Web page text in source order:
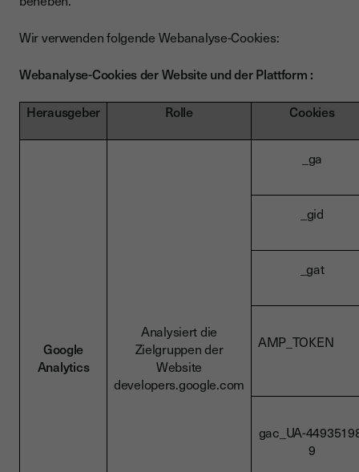
Wir verwenden folgende Webanalyse-Cookies:
Webanalyse-Cookies der Website und der Plattform :
Herausgeber
Rolle Cookies
Google
Analytics
Analysiert die
Zielgruppen der
Website
developers.google.com
_ga
_gid
_gat
gac_UA-
9